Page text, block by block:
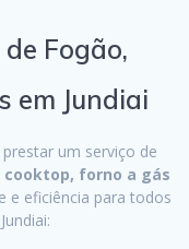
Fogão,
em Jundiai
um serviço de
forno a gás
e eficiência para todos